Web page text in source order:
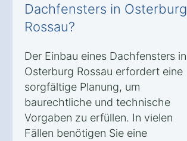
Dachfensters in Osterburg
Rossau?
Der Einbau eines Dachfensters in
Osterburg Rossau erfordert eine
sorgfältige Planung, um
baurechtliche und technische
Vorgaben zu erfüllen. In vielen
Fällen benötigen Sie eine